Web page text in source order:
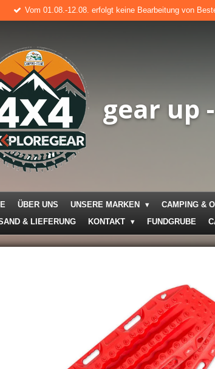
Vom 01.08.-12.08. erfolgt keine Bearbeitung von
gear up
ÜBER UNS UNSERE MARKEN CAMPING &
& LIEFERUNG
KONTAKT FUNDGRUBE